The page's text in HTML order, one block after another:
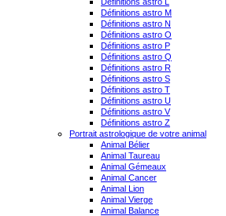
Définitions astro M
Définitions astro N
Définitions astro O
Définitions astro P
Définitions astro Q
Définitions astro R
Définitions astro S
Définitions astro T
Définitions astro U
Définitions astro V
Définitions astro Z
Portrait astrologique de votre animal
Animal Bélier
Animal Taureau
Animal Gémeaux
Animal Cancer
Animal Lion
Animal Vierge
Animal Balance